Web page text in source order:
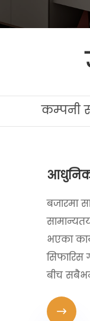
कम्पनी
आधुनिक
बजारमा
भएका
बीच
